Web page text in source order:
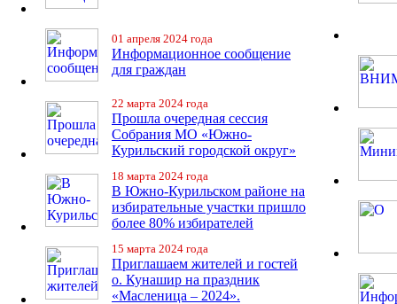
01 апреля 2024 года
Информационное сообщение
для граждан
22 марта 2024 года
Прошла очередная сессия
Собрания МО «Южно-
Курильский городской округ»
18 марта 2024 года
В Южно-Курильском районе на
избирательные участки пришло
более 80% избирателей
15 марта 2024 года
Приглашаем жителей и гостей
о. Кунашир на праздник
«Масленица – 2024».